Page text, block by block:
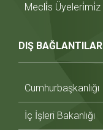
Mecli̇s Üyeleri̇mi̇z
DIŞ BAĞLANTILAR
Cumhurbaşkanlığı
İç İşleri Bakanlığı